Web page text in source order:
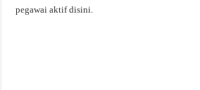
pegawai aktif disini.